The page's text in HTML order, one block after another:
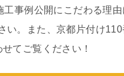
事例公開にこだわる理由
い。また、京都片付け
せてご覧ください！